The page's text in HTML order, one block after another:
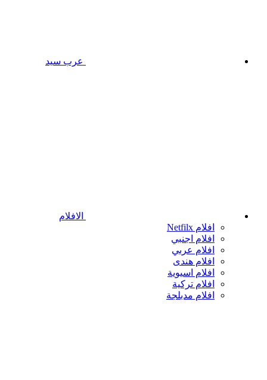
عرب سيد
الافلام
افلام Netfilx
افلام اجنبي
افلام عربي
افلام هندى
افلام اسيوية
افلام تركية
افلام مدبلجة